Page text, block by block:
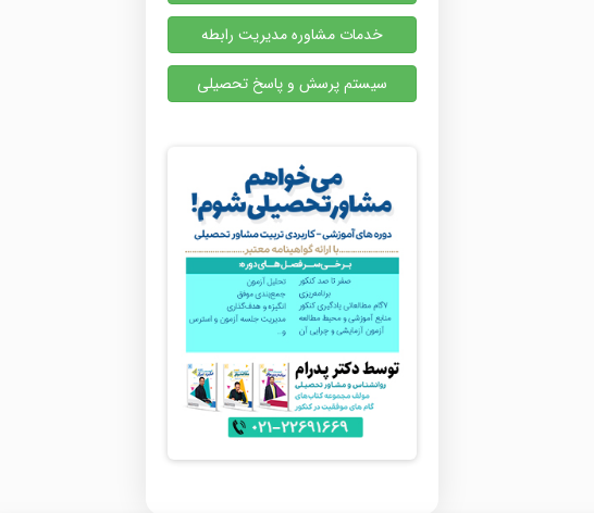
خدمات مشاوره مدیریت رابطه
سیستم پرسش و پاسخ تحصیلی